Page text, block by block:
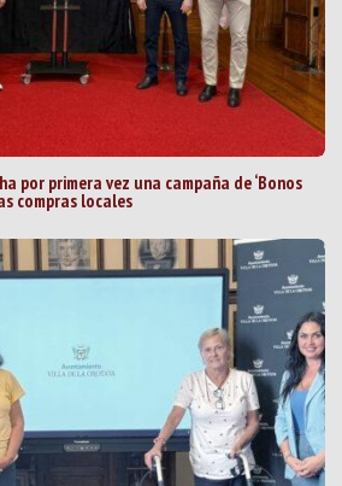
por primera vez una campaña de ‘Bonos
compras locales